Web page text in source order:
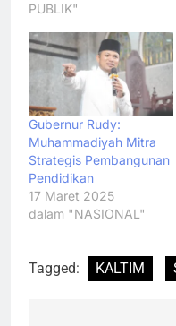
PUBLIK"
Gubernur Rudy:
Muhammadiyah Mitra
Strategis Pembangunan
Pendidikan
17 Maret 2025
dalam "NASIONAL"
Tagged: KALTIM